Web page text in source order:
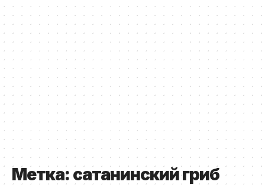
Метка: сатанинский гриб